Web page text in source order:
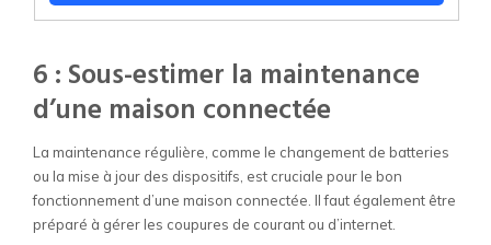
6 : Sous-estimer la maintenance
d’une maison connectée
La maintenance régulière, comme le changement de batteries
ou la mise à jour des dispositifs, est cruciale pour le bon
fonctionnement d’une maison connectée. Il faut également être
préparé à gérer les coupures de courant ou d’internet.